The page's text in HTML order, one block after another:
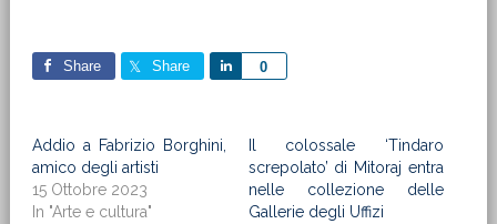
Share Share 0
Share
Addio a Fabrizio Borghini,
amico degli artisti
15 Ottobre 2023
In "Arte e cultura"
Il colossale ‘Tindaro
screpolato’ di Mitoraj entra
nelle collezione delle
Gallerie degli Uffizi